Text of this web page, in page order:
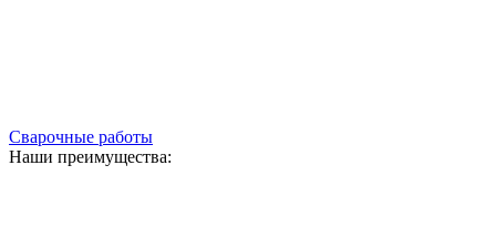
Сварочные работы
Наши преимущества: